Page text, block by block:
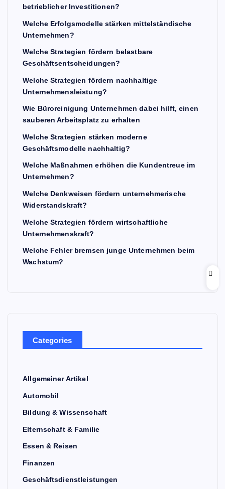
betrieblicher Investitionen?
Welche Erfolgsmodelle stärken mittelständische
Unternehmen?
Welche Strategien fördern belastbare
Geschäftsentscheidungen?
Welche Strategien fördern nachhaltige
Unternehmensleistung?
Wie Büroreinigung Unternehmen dabei hilft, einen
sauberen Arbeitsplatz zu erhalten
Welche Strategien stärken moderne
Geschäftsmodelle nachhaltig?
Welche Maßnahmen erhöhen die Kundentreue im
Unternehmen?
Welche Denkweisen fördern unternehmerische
Widerstandskraft?
Welche Strategien fördern wirtschaftliche
Unternehmenskraft?
Welche Fehler bremsen junge Unternehmen beim
Wachstum?
Categories
Allgemeiner Artikel
Automobil
Bildung & Wissenschaft
Elternschaft & Familie
Essen & Reisen
Finanzen
Geschäftsdienstleistungen